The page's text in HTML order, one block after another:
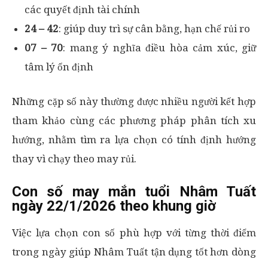
các quyết định tài chính
24 – 42: giúp duy trì sự cân bằng, hạn chế rủi ro
07 – 70: mang ý nghĩa điều hòa cảm xúc, giữ
tâm lý ổn định
Những cặp số này thường được nhiều người kết hợp
tham khảo cùng các phương pháp phân tích xu
hướng, nhằm tìm ra lựa chọn có tính định hướng
thay vì chạy theo may rủi.
Con số may mắn tuổi Nhâm Tuất
ngày 22/1/2026 theo khung giờ
Việc lựa chọn con số phù hợp với từng thời điểm
trong ngày giúp Nhâm Tuất tận dụng tốt hơn dòng